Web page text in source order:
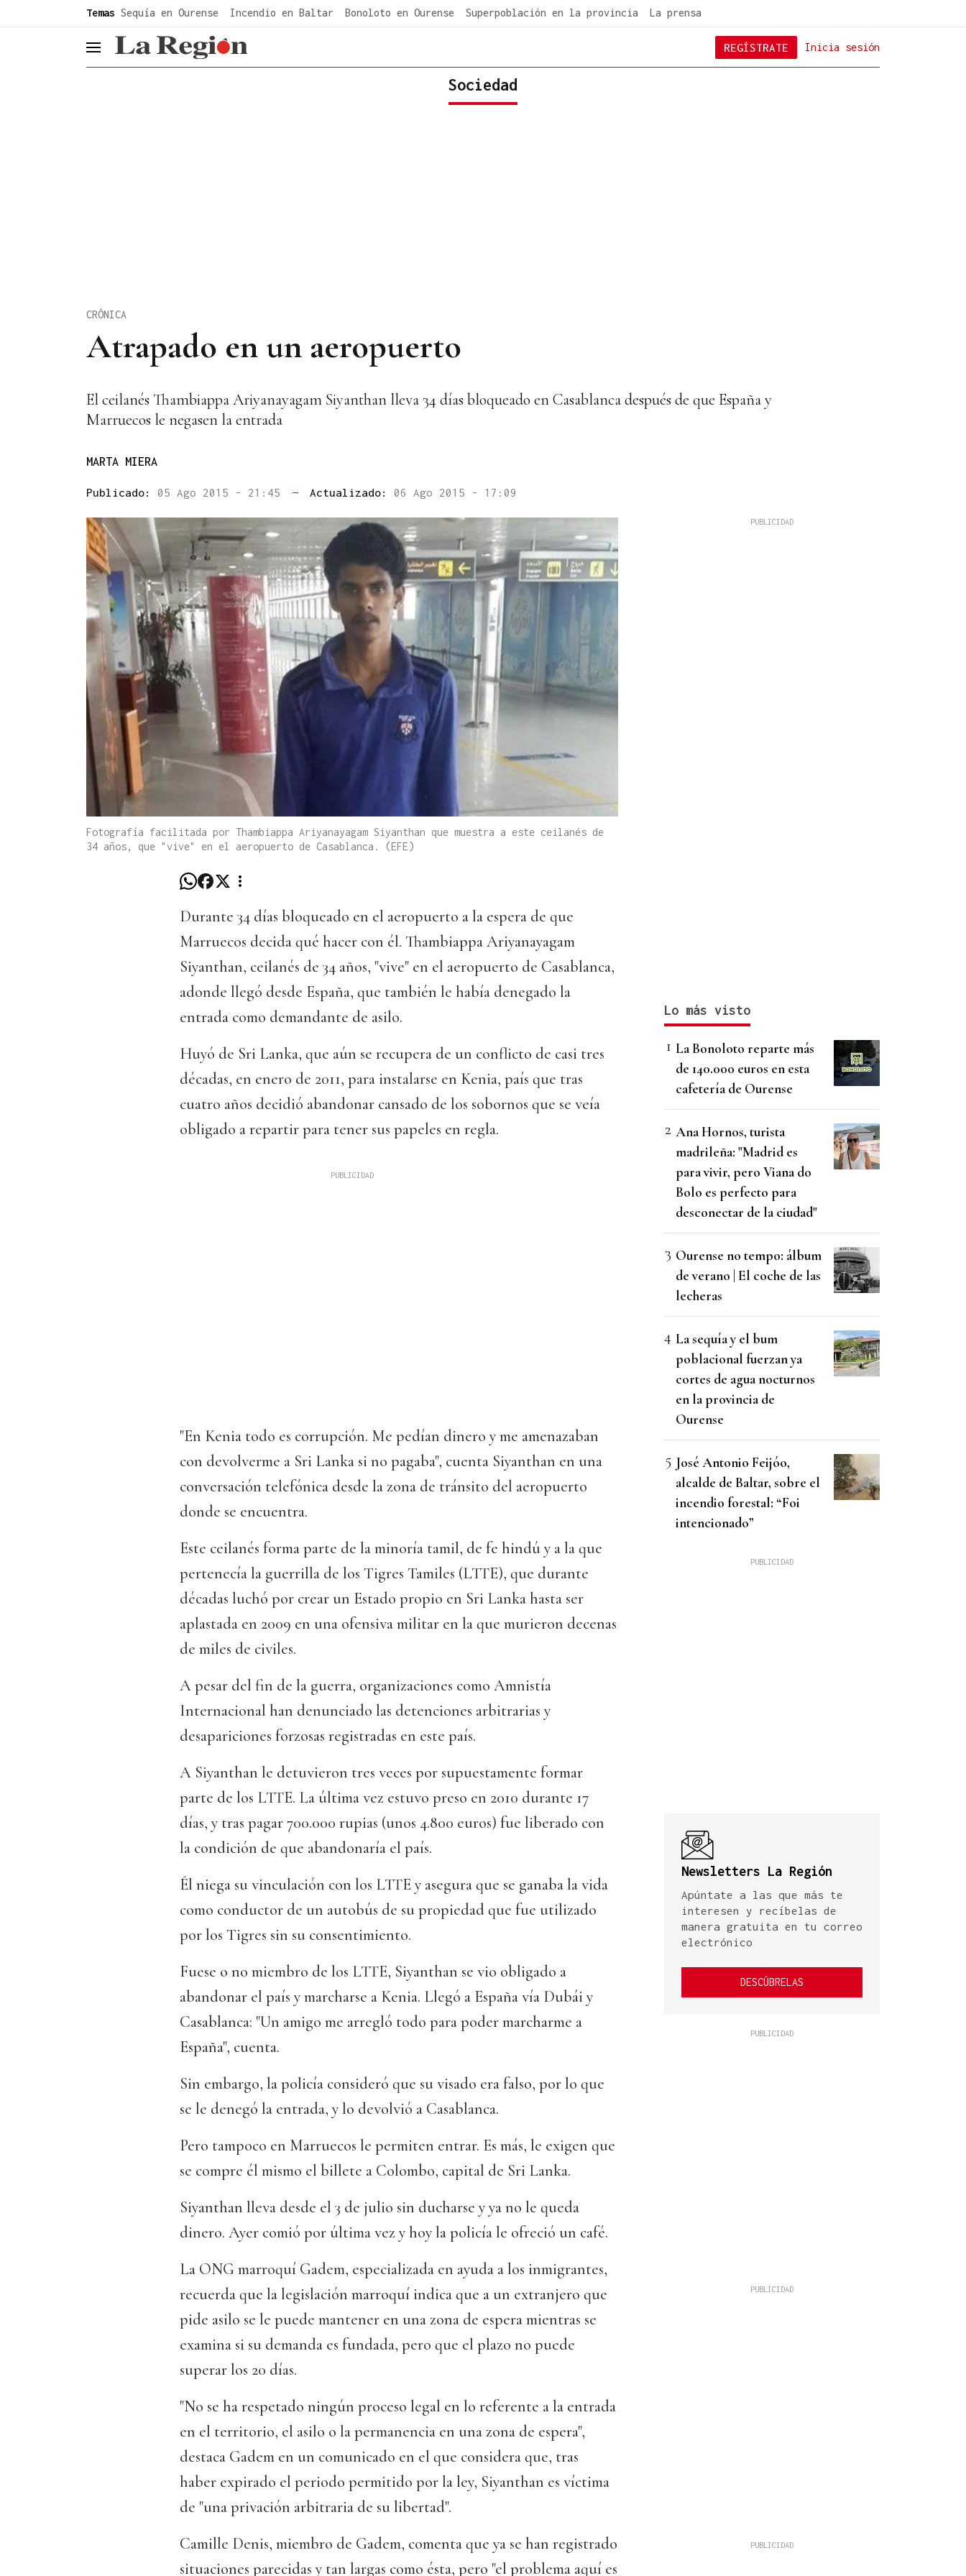
Temas Sequía en Ourense Incendio en Baltar Bonoloto en Ourense Superpoblación en la provincia La prensa
header.menu.open Inicia sesión
REGÍSTRATE
Sociedad
Atrapado en un aeropuerto
CRÓNICA
El ceilanés Thambiappa Ariyanayagam Siyanthan lleva 34 días bloqueado en Casablanca después de que España y
Marruecos le negasen la entrada
MARTA MIERA
Publicado: 05 Ago 2015 - 21:45 — Actualizado: 06 Ago 2015 - 17:09
Fotografía facilitada por Thambiappa Ariyanayagam Siyanthan que muestra a este ceilanés de
34 años, que "vive" en el aeropuerto de Casablanca. (EFE)
Durante 34 días bloqueado en el aeropuerto a la espera de que
Marruecos decida qué hacer con él. Thambiappa Ariyanayagam
Siyanthan, ceilanés de 34 años, "vive" en el aeropuerto de Casablanca,
adonde llegó desde España, que también le había denegado la
entrada como demandante de asilo.
Huyó de Sri Lanka, que aún se recupera de un conflicto de casi tres
décadas, en enero de 2011, para instalarse en Kenia, país que tras
cuatro años decidió abandonar cansado de los sobornos que se veía
obligado a repartir para tener sus papeles en regla.
"En Kenia todo es corrupción. Me pedían dinero y me amenazaban
con devolverme a Sri Lanka si no pagaba", cuenta Siyanthan en una
conversación telefónica desde la zona de tránsito del aeropuerto
donde se encuentra.
Este ceilanés forma parte de la minoría tamil, de fe hindú y a la que
pertenecía la guerrilla de los Tigres Tamiles (LTTE), que durante
décadas luchó por crear un Estado propio en Sri Lanka hasta ser
aplastada en 2009 en una ofensiva militar en la que murieron decenas
de miles de civiles.
A pesar del fin de la guerra, organizaciones como Amnistía
Internacional han denunciado las detenciones arbitrarias y
desapariciones forzosas registradas en este país.
A Siyanthan le detuvieron tres veces por supuestamente formar
parte de los LTTE. La última vez estuvo preso en 2010 durante 17
días, y tras pagar 700.000 rupias (unos 4.800 euros) fue liberado con
la condición de que abandonaría el país.
Él niega su vinculación con los LTTE y asegura que se ganaba la vida
como conductor de un autobús de su propiedad que fue utilizado
por los Tigres sin su consentimiento.
Fuese o no miembro de los LTTE, Siyanthan se vio obligado a
abandonar el país y marcharse a Kenia. Llegó a España vía Dubái y
Casablanca: "Un amigo me arregló todo para poder marcharme a
España", cuenta.
Sin embargo, la policía consideró que su visado era falso, por lo que
se le denegó la entrada, y lo devolvió a Casablanca.
Pero tampoco en Marruecos le permiten entrar. Es más, le exigen que
se compre él mismo el billete a Colombo, capital de Sri Lanka.
Siyanthan lleva desde el 3 de julio sin ducharse y ya no le queda
dinero. Ayer comió por última vez y hoy la policía le ofreció un café.
La ONG marroquí Gadem, especializada en ayuda a los inmigrantes,
recuerda que la legislación marroquí indica que a un extranjero que
pide asilo se le puede mantener en una zona de espera mientras se
examina si su demanda es fundada, pero que el plazo no puede
superar los 20 días.
"No se ha respetado ningún proceso legal en lo referente a la entrada
en el territorio, el asilo o la permanencia en una zona de espera",
destaca Gadem en un comunicado en el que considera que, tras
haber expirado el periodo permitido por la ley, Siyanthan es víctima
de "una privación arbitraria de su libertad".
Camille Denis, miembro de Gadem, comenta que ya se han registrado
situaciones parecidas y tan largas como ésta, pero "el problema aquí es
Lo más visto
La Bonoloto reparte más
de 140.000 euros en esta
cafetería de Ourense
Ana Hornos, turista
madrileña: "Madrid es
para vivir, pero Viana do
Bolo es perfecto para
desconectar de la ciudad"
Ourense no tempo: álbum
de verano | El coche de las
lecheras
La sequía y el bum
poblacional fuerzan ya
cortes de agua nocturnos
en la provincia de
Ourense
José Antonio Feijóo,
alcalde de Baltar, sobre el
incendio forestal: “Foi
intencionado”
Newsletters La Región
Apúntate a las que más te
interesen y recíbelas de
manera gratuita en tu correo
electrónico
DESCÚBRELAS